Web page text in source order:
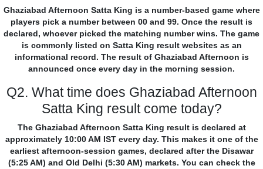
Ghaziabad Afternoon Satta King is a number-based game where
players pick a number between 00 and 99. Once the result is
declared, whoever picked the matching number wins. The game
is commonly listed on Satta King result websites as an
informational record. The result of Ghaziabad Afternoon is
announced once every day in the morning session.
Q2. What time does Ghaziabad Afternoon
Satta King result come today?
The Ghaziabad Afternoon Satta King result is declared at
approximately 10:00 AM IST every day. This makes it one of the
earliest afternoon-session games, declared after the Disawar
(5:25 AM) and Old Delhi (5:30 AM) markets. You can check the